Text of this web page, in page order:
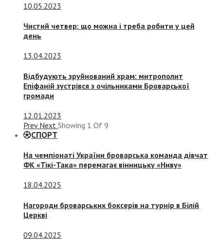
10.05.2023
Чистий четвер: що можна і треба робити у цей
день
13.04.2023
Відбудують зруйнований храм: митрополит
Епіфаній зустрівся з очільниками Броварської
громади
12.01.2023
Prev Next Showing 1 Of 9
СПОРТ
На чемпіонаті України броварська команда дівчат
ФК «Тікі-Така» перемагає вінницьку «Ниву»
18.04.2025
Нагороди броварських боксерів на турнір в Білій
Церкві
09.04.2025